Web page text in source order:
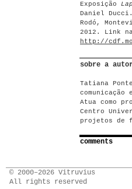
Exposição
Daniel
Rodó,
2012. Link
http://
sobre a
Tatiana
comunicação
Atua como
Centro
projetos de
comments
© 2000–2026 Vitruvius
All rights reserved